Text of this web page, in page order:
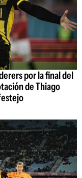
por la final del
de Thiago